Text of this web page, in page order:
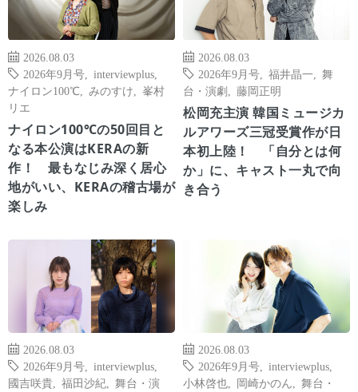
2026.08.03
2026年9月号
interviewplus
ナイロン100℃
みのすけ
峯村
リエ
ナイロン100℃の50回目と
なる本公演はKERAの新
作！ 最もなじみ深く居心
地がいい、KERAの稽古場が
楽しみ
2026.08.03
2026年9月号
福井晶一
舞
台・演劇
藤岡正明
松岡充主演 韓国ミュージカ
ルアワーズ三冠受賞作が日
本初上陸！ 「自分とは何
か」に、キャスト一丸で向
き合う
2026.08.03
2026年9月号
interviewplus
國吉咲貴
福田沙紀 舞台・演
2026.08.03
2026年9月号
interviewplus
小林啓也
岡崎かのん 舞台・